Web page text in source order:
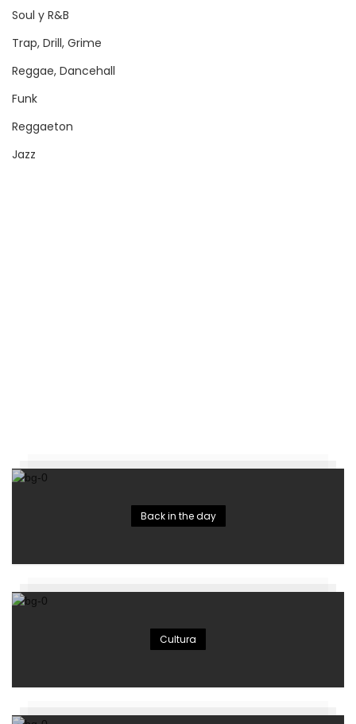
Soul y R&B
Trap, Drill, Grime
Reggae, Dancehall
Funk
Reggaeton
Jazz
Back in the day
Cultura